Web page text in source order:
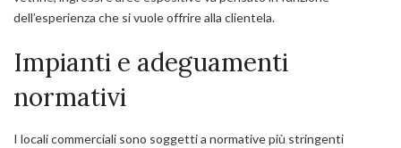
dell’esperienza che si vuole offrire alla clientela.
Impianti e adeguamenti
normativi
I locali commerciali sono soggetti a normative più stringenti